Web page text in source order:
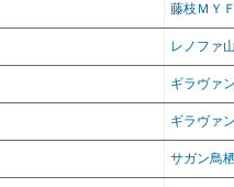
藤枝ＭＹ
レノファ
ギラヴァ
ギラヴァ
サガン鳥